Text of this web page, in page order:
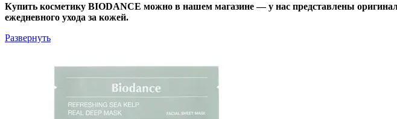
Купить косметику BIODANCE можно в нашем магазине — у нас представлены
ежедневного ухода за кожей.
Развернуть